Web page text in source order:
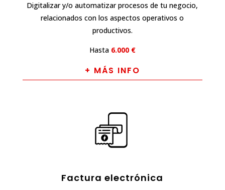
Digitalizar y/o automatizar procesos de tu negocio,
relacionados con los aspectos operativos o
productivos.
Hasta 6.000 €
+ MÁS INFO
Factura electrónica